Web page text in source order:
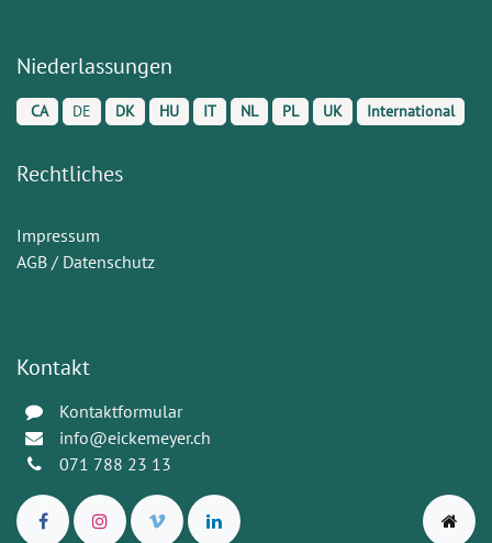
Niederlassungen
CA DE DK HU IT NL PL UK International
Rechtliches
Impressum
AGB / Datenschutz
Kontakt
Kontaktformular
info@eickemeyer.ch
071 788 23 13